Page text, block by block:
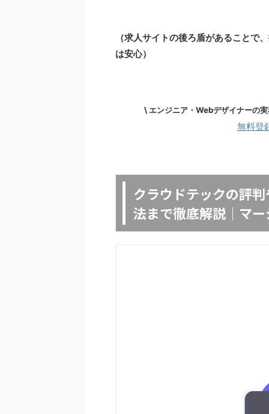
（求人サイトの後ろ盾があることで、
は安心）
\ エンジニア・Webデザイナーの
無料登
クラウドテックの評
法まで徹底解説｜マ